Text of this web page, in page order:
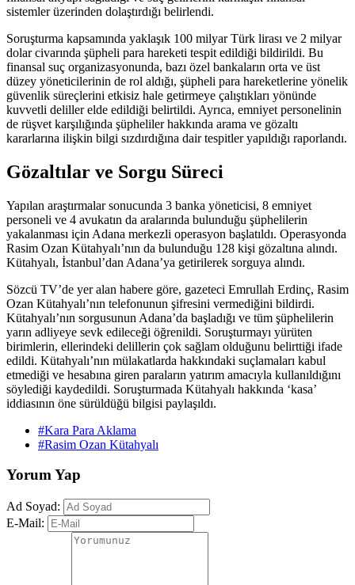
sistemler üzerinden dolaştırdığı belirlendi.
Soruşturma kapsamında yaklaşık 100 milyar Türk lirası ve 2 milyar
dolar civarında şüpheli para hareketi tespit edildiği bildirildi. Bu
finansal suç organizasyonunda, bazı özel bankaların orta ve üst
düzey yöneticilerinin de rol aldığı, şüpheli para hareketlerine yönelik
güvenlik süreçlerini etkisiz hale getirmeye çalıştıkları yönünde
kuvvetli deliller elde edildiği belirtildi. Ayrıca, emniyet personelinin
de rüşvet karşılığında şüpheliler hakkında arama ve gözaltı
kararlarına ilişkin bilgi sızdırdığına dair tespitler yapıldığı raporlandı.
Gözaltılar ve Sorgu Süreci
Yapılan araştırmalar sonucunda 3 banka yöneticisi, 8 emniyet
personeli ve 4 avukatın da aralarında bulunduğu şüphelilerin
yakalanması için Adana merkezli operasyon başlatıldı. Operasyonda
Rasim Ozan Kütahyalı’nın da bulunduğu 128 kişi gözaltına alındı.
Kütahyalı, İstanbul’dan Adana’ya getirilerek sorguya alındı.
Sözcü TV’de yer alan habere göre, gazeteci Emrullah Erdinç, Rasim
Ozan Kütahyalı’nın telefonunun şifresini vermediğini bildirdi.
Kütahyalı’nın sorgusunun Adana’da başladığı ve tüm şüphelilerin
yarın adliyeye sevk edileceği öğrenildi. Soruşturmayı yürüten
birimlerin, ellerindeki delillerin çok sağlam olduğunu belirttiği ifade
edildi. Kütahyalı’nın mülakatlarda hakkındaki suçlamaları kabul
etmediği ve hesabına giren paraların yatırım amacıyla kullanıldığını
söylediği kaydedildi. Soruşturmada Kütahyalı hakkında ‘kasa’
iddiasının öne sürüldüğü bilgisi paylaşıldı.
#Kara Para Aklama
#Rasim Ozan Kütahyalı
Yorum Yap
Ad Soyad:
E-Mail: